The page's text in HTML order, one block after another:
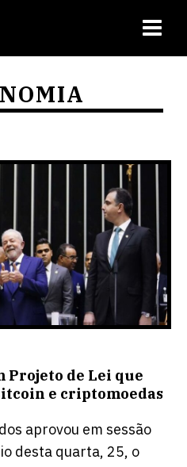
Projeto de Lei que
e criptomoedas
aprovou em sessão
desta quarta, 25, o